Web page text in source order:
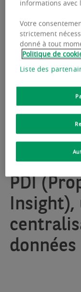
consommation
C’est pourquoi
de la data
pour une
des différentes
et pour savoir
PDI
données
informations avec
Votre
strictement
donné à tout
Politique de
Liste des